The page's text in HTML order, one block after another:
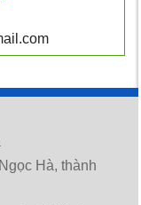
Hà, thành